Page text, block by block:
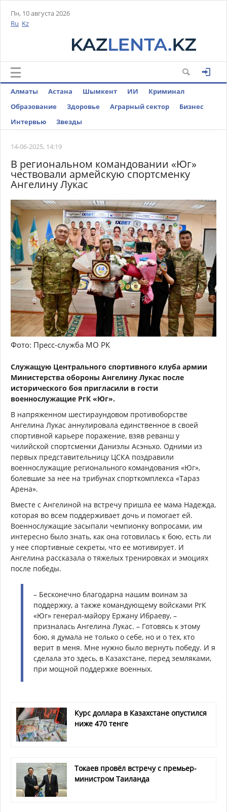
Пн, 10 августа 2026
Ru Kz
Алматы Астана Шымкент ИИ
Криминал
Образование
Здоровье Аграрный сектор
Бизнес
Интервью
Звезды
14-06-2025, 14:19
В региональном командовании «Юг»
чествовали армейскую спортсменку
Ангелину Лукас
Фото: Пресс-служба МО РК
Служащую Центрального спортивного клуба армии
Министерства обороны Ангелину Лукас после
исторического боя пригласили в гости
военнослужащие РгК «Юг».
В напряженном шестираундовом противоборстве
Ангелина Лукас аннулировала единственное в своей
спортивной карьере поражение, взяв реванш у
чилийской спортсменки Даниэлы Асэньхо. Одними из
первых представительницу ЦСКА поздравили
военнослужащие регионального командования «Юг»,
болевшие за нее на трибунах спорткомплекса «Тараз
Арена».
Вместе с Ангелиной на встречу пришла ее мама Надежда,
которая во всем поддерживает дочь и помогает ей.
Военнослужащие засыпали чемпионку вопросами, им
интересно было знать, как она готовилась к бою, есть ли
у нее спортивные секреты, что ее мотивирует. И
Ангелина рассказала о тяжелых тренировках и эмоциях
после победы.
– Бесконечно благодарна нашим воинам за
поддержку, а также командующему войсками РгК
«Юг» генерал-майору Ержану Ибраеву, –
призналась Ангелина Лукас. – Готовясь к этому
бою, я думала не только о себе, но и о тех, кто
верит в меня. Мне нужно было вернуть победу. И я
сделала это здесь, в Казахстане, перед земляками,
при мощной поддержке военных.
Курс доллара в Казахстане опустился
ниже 470 тенге
Токаев провёл встречу с премьер-
министром Таиланда